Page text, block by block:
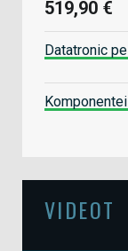
519,90 €
Datatronic
VIDEOT